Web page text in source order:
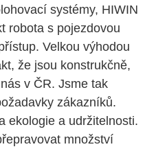
systémy, HIWIN
robota s pojezdovou
Velkou výhodou
že jsou konstrukčně,
v ČR. Jsme tak
zákazníků.
ekologie a udržitelnosti.
množství